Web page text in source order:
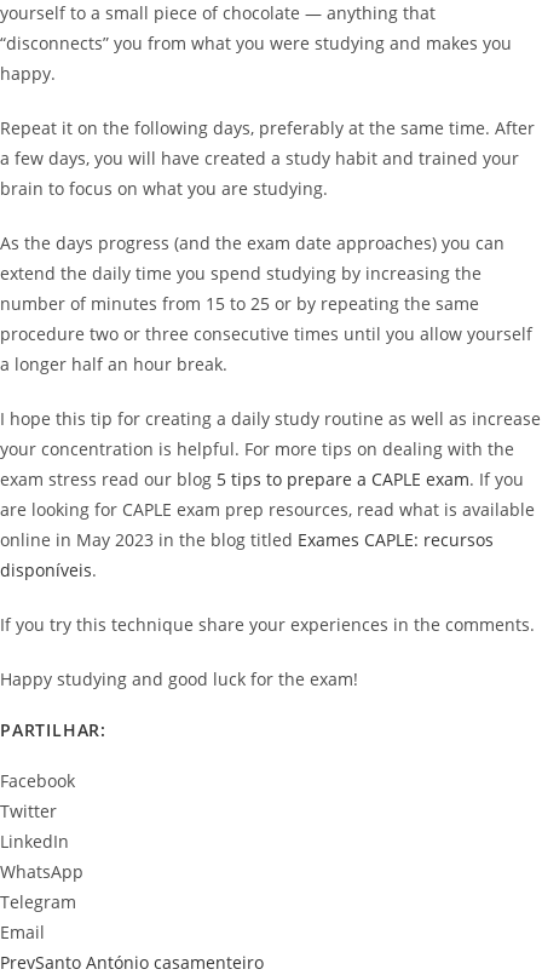
yourself to a small piece of chocolate — anything that
“disconnects” you from what you were studying and makes you
happy.
Repeat it on the following days, preferably at the same time. After
a few days, you will have created a study habit and trained your
brain to focus on what you are studying.
As the days progress (and the exam date approaches) you can
extend the daily time you spend studying by increasing the
number of minutes from 15 to 25 or by repeating the same
procedure two or three consecutive times until you allow yourself
a longer half an hour break.
I hope this tip for creating a daily study routine as well as increase
your concentration is helpful. For more tips on dealing with the
exam stress read our blog 5 tips to prepare a CAPLE exam. If you
are looking for CAPLE exam prep resources, read what is available
online in May 2023 in the blog titled Exames CAPLE: recursos
disponíveis.
If you try this technique share your experiences in the comments.
Happy studying and good luck for the exam!
PARTILHAR:
Facebook
Twitter
LinkedIn
WhatsApp
Telegram
Email
PrevSanto António casamenteiro